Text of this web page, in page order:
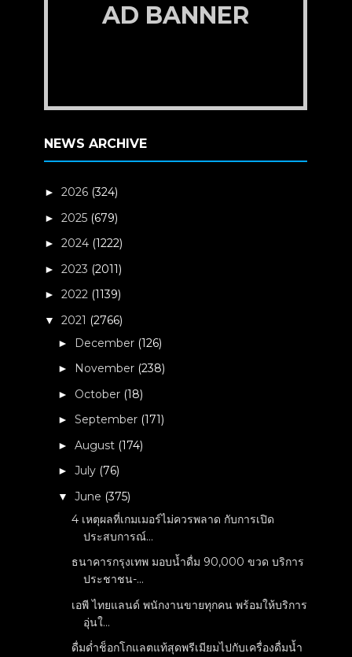
AD BANNER
NEWS ARCHIVE
►2026 (324)
►2025 (679)
►2024 (1222)
►2023 (2011)
►2022 (1139)
▼2021 (2766)
► December (126)
► November (238)
► October (18)
►September (171)
►August (174)
►July (76)
▼June (375)
4 เหตุผลที่เกมเมอร์ไม่ควรพลาด กับการเปิด
ประสบการณ์...
ธนาคารกรุงเทพ มอบน้ำดื่ม 90,000 ขวด บริการ
ประชาชน-...
เอพี ไทยแลนด์ พนักงานขายทุกคน พร้อมให้บริการ
อุ่นใ...
ดื่มด่ำช็อกโกแลตแท้สุดพรีเมียมไปกับเครื่องดื่มน้ำ